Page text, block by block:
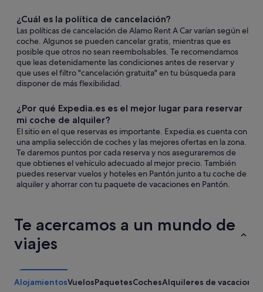
¿Cuál es la política de cancelación?
Las políticas de cancelación de Alamo Rent A Car varían según el
coche. Algunos se pueden cancelar gratis, mientras que es
posible que otros no sean reembolsables. Te recomendamos
que leas detenidamente las condiciones antes de reservar y
que uses el filtro "cancelación gratuita" en tu búsqueda para
disponer de más flexibilidad.
¿Por qué Expedia.es es el mejor lugar para reservar
mi coche de alquiler?
El sitio en el que reservas es importante. Expedia.es cuenta con
una amplia selección de coches y las mejores ofertas en la zona.
Te daremos puntos por cada reserva y nos aseguraremos de
que obtienes el vehículo adecuado al mejor precio. También
puedes reservar vuelos y hoteles en Pantón junto a tu coche de
alquiler y ahorrar con tu paquete de vacaciones en Pantón.
Te acercamos a un mundo de
viajes
AlojamientosVuelosPaquetesCochesAlquileres de vacaciones